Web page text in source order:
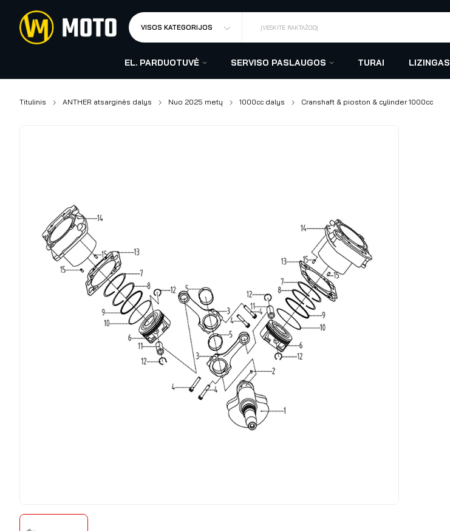
VISOS KATEGORIJOS ĮVESKITE RAKTAŽODĮ
EL. PARDUOTUVĖ SERVISO PASLAUGOS TURAI LIZINGAS
Titulinis ANTHER atsarginės dalys Nuo 2025 metų 1000cc dalys Cranshaft & pioston & cylinder 1000cc